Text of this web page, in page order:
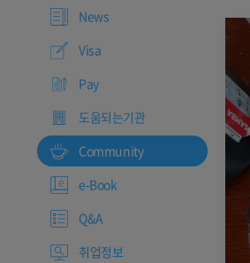
News
Visa
Pay
도움되는기관
Community
e-Book
Q&A
취업정보